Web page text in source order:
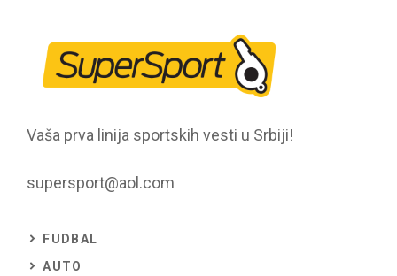
Vaša prva linija sportskih vesti u Srbiji!
supersport@aol.com
FUDBAL
AUTO